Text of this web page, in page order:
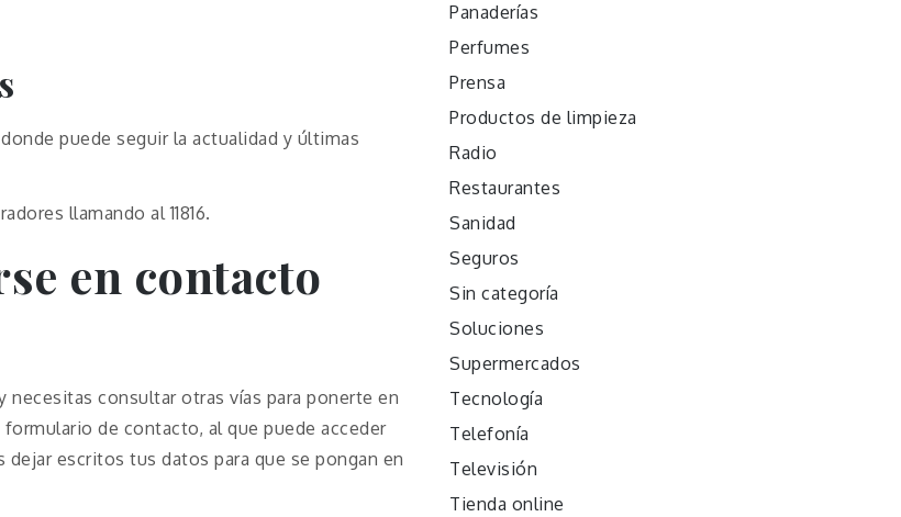
puede seguir la actualidad y últimas
llamando al 11816.
en contacto
necesitas consultar otras vías para ponerte en
de contacto, al que puede acceder
dejar escritos tus datos para que se pongan en
Panaderías
Perfumes
Prensa
Productos de limpieza
Radio
Restaurantes
Sanidad
Seguros
Sin categoría
Soluciones
Supermercados
Tecnología
Telefonía
Televisión
Tienda online